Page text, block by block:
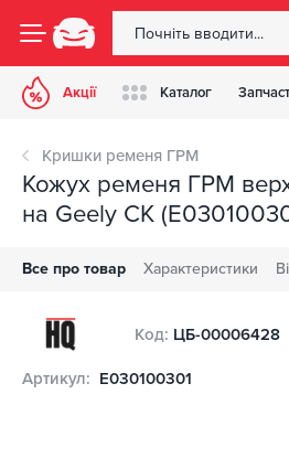
Акції Каталог
Кришки ременя ГРМ
Кожух ременя ГРМ
на Geely CK
Все про товар Характеристики
Код: ЦБ-00006428
Артикул: E030100301